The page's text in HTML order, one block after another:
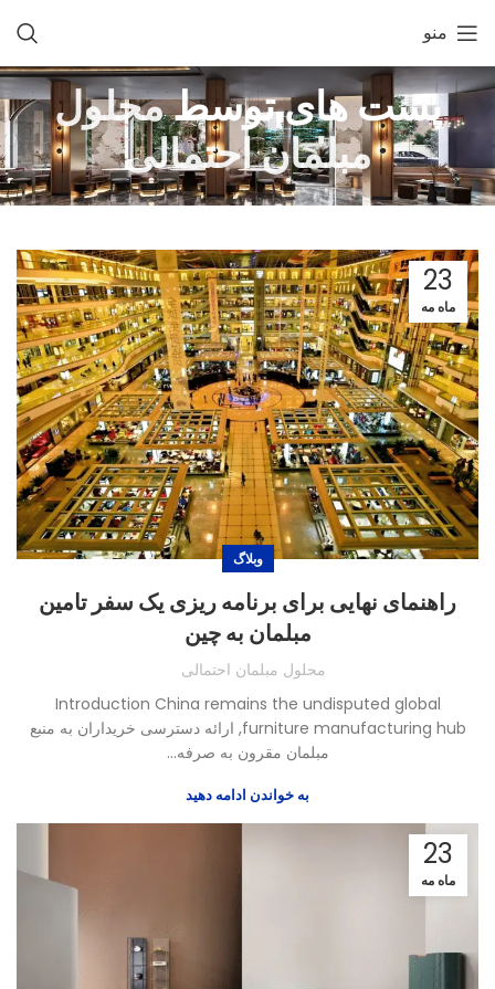
منو
پست های توسطمحلول
مبلمان احتمالی
23
ماه مه
وبلاگ
راهنمای نهایی برای برنامه ریزی یک سفر تامین
مبلمان به چین
محلول مبلمان احتمالی
Introduction China remains the undisputed global
furniture manufacturing hub, ارائه دسترسی خریداران به منبع
مبلمان مقرون به صرفه...
به خواندن ادامه دهید
23
ماه مه